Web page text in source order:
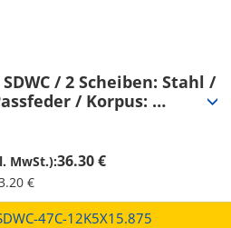
/ 2 Scheiben: Stahl /
/ Korpus:
12K5X15.875)
MwSt.):36.30 €
€
47C-12K5X15.875